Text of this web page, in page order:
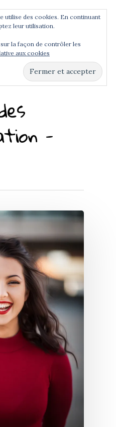
or ESC to close
-
utilise des cookies. En continuant
leur utilisation.
la façon de contrôler les
aux cookies